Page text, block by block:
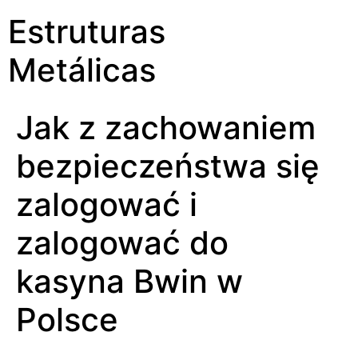
Estruturas
Metálicas
Jak z zachowaniem
bezpieczeństwa się
zalogować i
zalogować do
kasyna Bwin w
Polsce